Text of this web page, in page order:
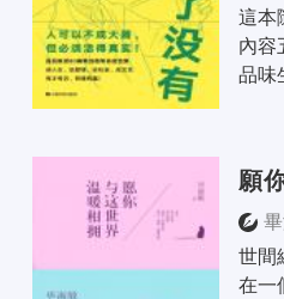
這本
內容
品味
願
世間
在一